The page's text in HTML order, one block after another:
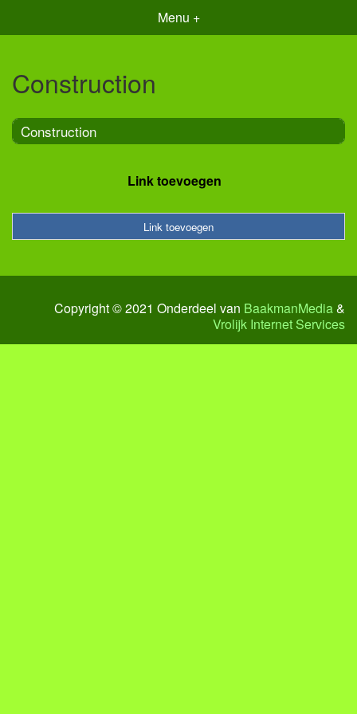
Menu +
Construction
Construction
Link toevoegen
Link toevoegen
Copyright © 2021 Onderdeel van BaakmanMedia&
Vrolijk Internet Services